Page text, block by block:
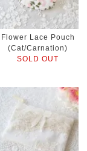
Flower Lace Pouch
(Cat/Carnation)
SOLD OUT